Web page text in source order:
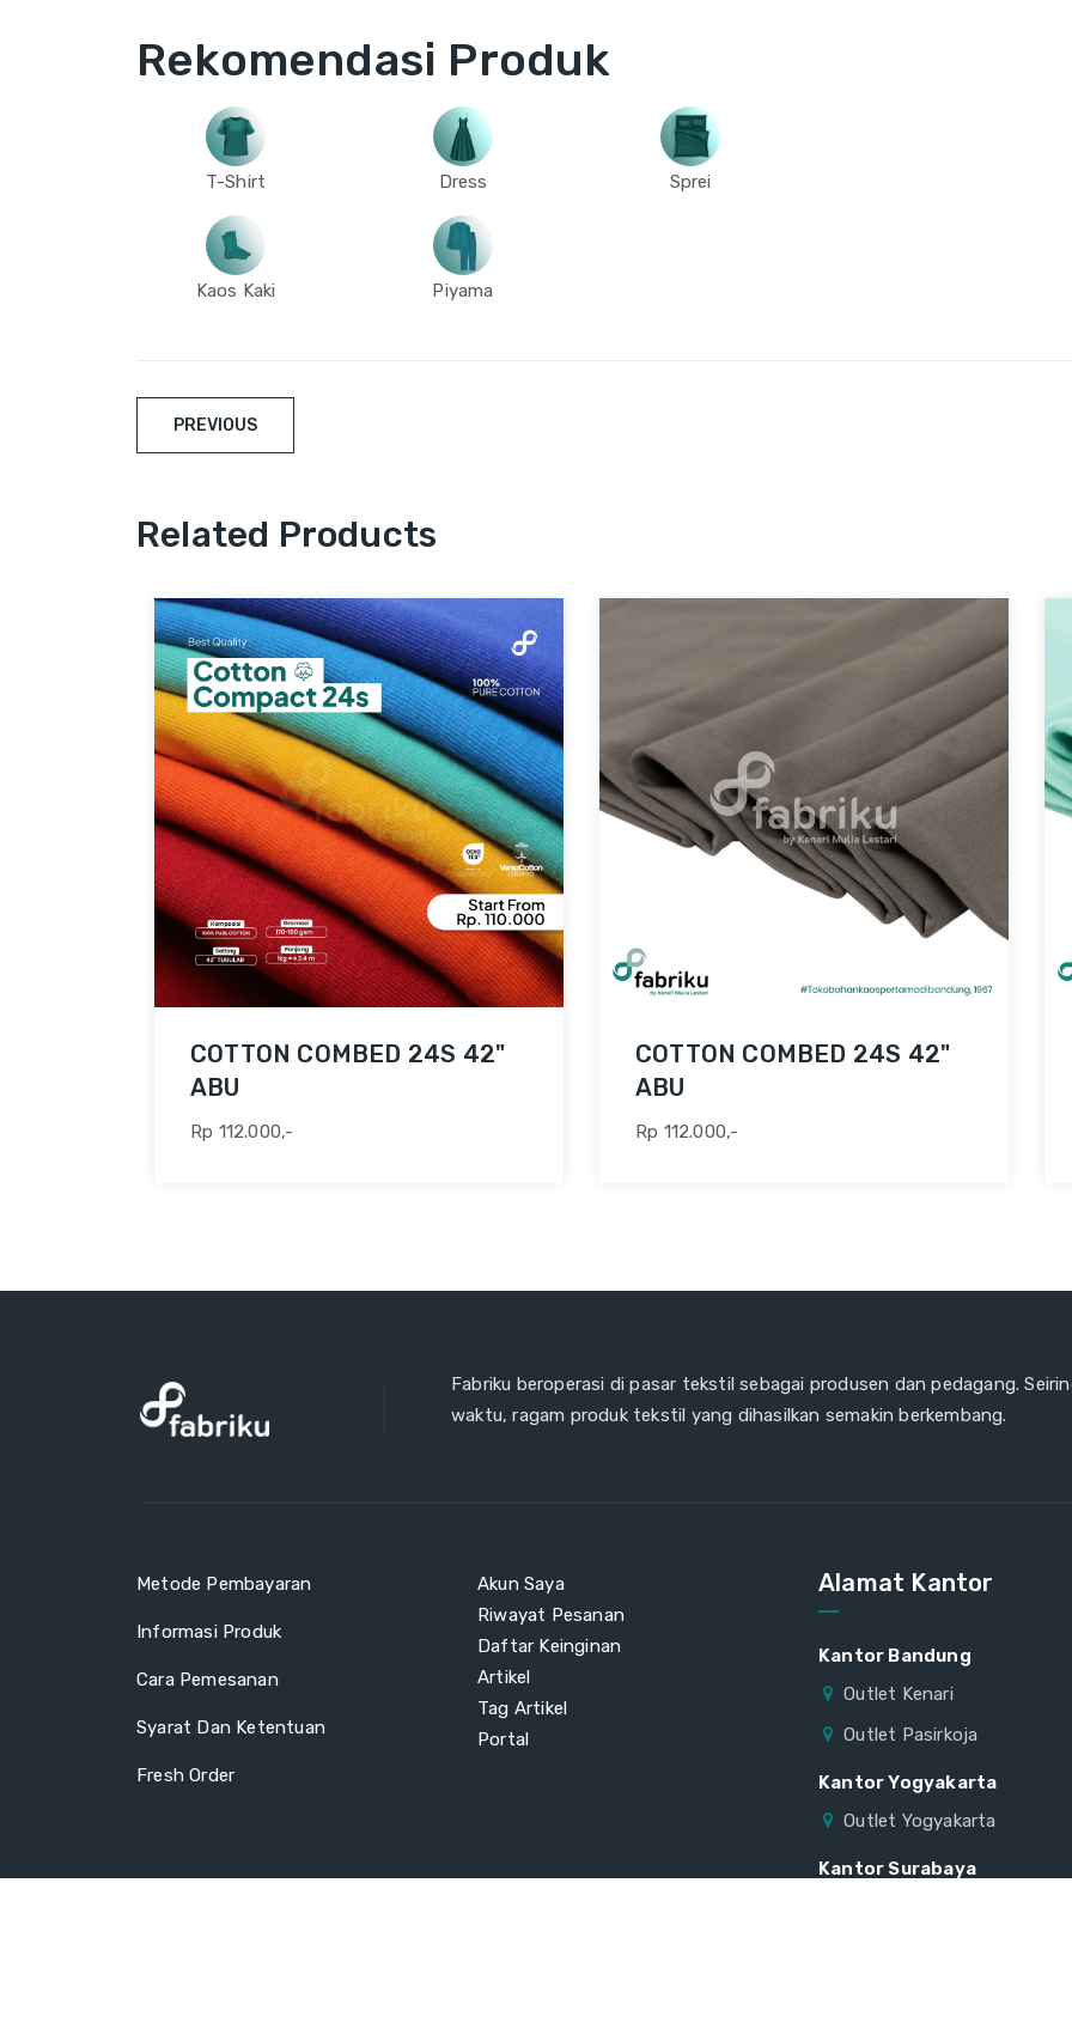
Rekomendasi Produk
T-Shirt Dress Sprei
Kaos Kaki Piyama
PREVIOUS
Related Products
COTTON COMBED 24S 42"
ABU
Rp 112.000,-
COTTON COMBED 24S 42"
ABU
Rp 112.000,-
Fabriku beroperasi di pasar tekstil sebagai produsen dan pedagang.
waktu, ragam produk tekstil yang dihasilkan semakin berkembang.
Metode Pembayaran
Informasi Produk
Cara Pemesanan
Syarat Dan Ketentuan
Fresh Order
Akun Saya
Riwayat Pesanan
Daftar Keinginan
Artikel
Tag Artikel
Portal
Alamat Kantor
Kantor Bandung
Outlet Kenari
Outlet Pasirkoja
Kantor Yogyakarta
Outlet Yogyakarta
Kantor Surabaya